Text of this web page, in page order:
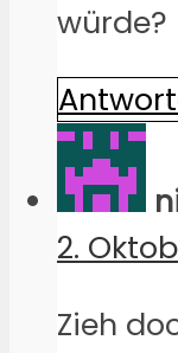
würde?
2.
Zieh